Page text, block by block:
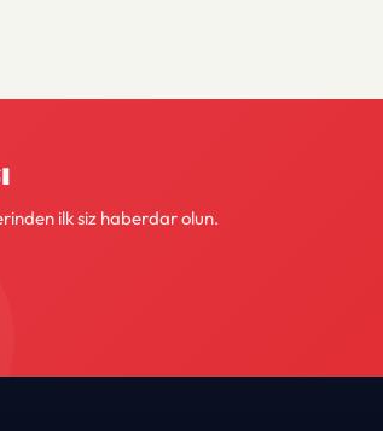
ilk siz haberdar olun.